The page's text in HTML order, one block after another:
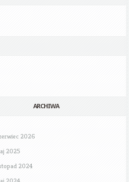
ARCHIWA
2026
2025
2024